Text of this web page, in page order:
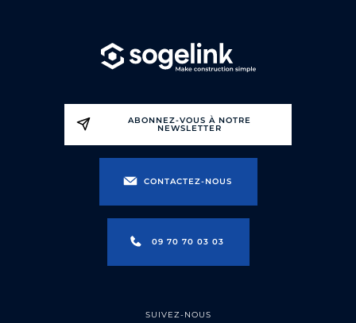
ABONNEZ-VOUS À NOTRE
NEWSLETTER
CONTACTEZ-NOUS
09 70 70 03 03
SUIVEZ-NOUS